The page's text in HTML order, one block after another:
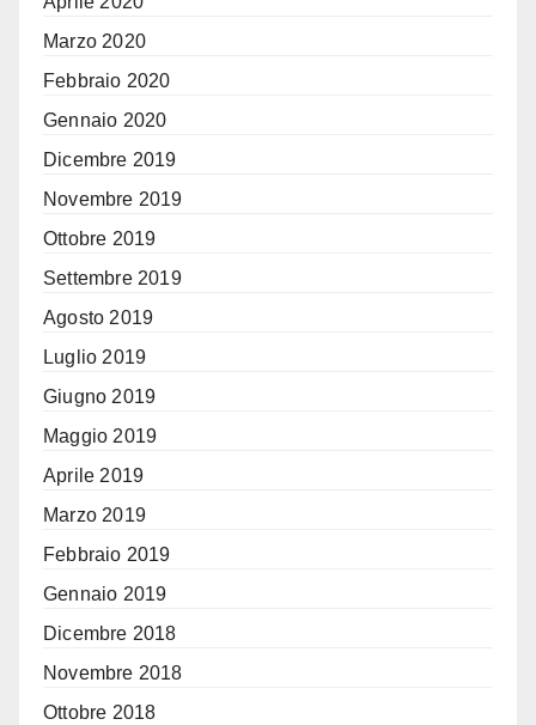
Marzo 2020
Febbraio 2020
Gennaio 2020
Dicembre 2019
Novembre 2019
Ottobre 2019
Settembre 2019
Agosto 2019
Luglio 2019
Giugno 2019
Maggio 2019
Aprile 2019
Marzo 2019
Febbraio 2019
Gennaio 2019
Dicembre 2018
Novembre 2018
Ottobre 2018